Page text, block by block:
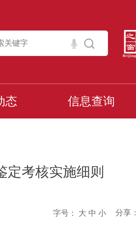
态 信息查询
定考核实施细则
字号： 大 中 小 分享：